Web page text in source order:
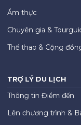
Ẩm thực
Chuyên gia &
Thể thao & Cộng
TRỢ LÝ DU LỊCH
Thông tin Điểm đến
Lên chương trình &